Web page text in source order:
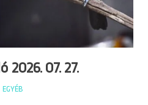
2026. 07. 27.
EGYÉB